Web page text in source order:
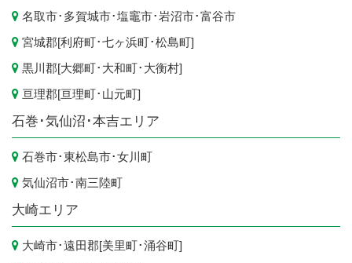
名取市･ 多賀城市･塩竈市･岩沼市･富谷市
宮城郡[利府町･七ヶ浜町･松島町]
黒川郡[大郷町･ 大和町･ 大衡村]
亘理郡[亘理町･ 山元町]
石巻･気仙沼･本吉エリア
石巻市･東松島市･女川町
気仙沼市･南三陸町
大崎エリア
大崎市･遠田郡[美里町･涌谷町]